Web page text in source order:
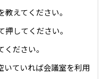
えてください。
してください。
ださい。
いていれば会議室を利用